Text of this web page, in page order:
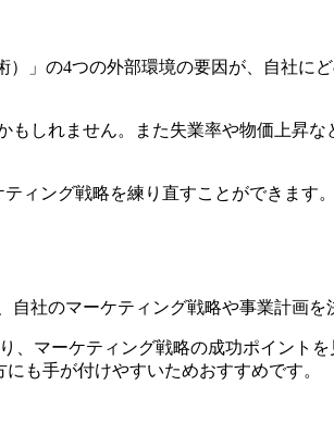
）」の4つの外部環境の要因が、自社に
しれません。また失業率や物価上昇
ィング戦略を練り直すことができます
自社のマーケティング戦略や事業計画
マーケティング戦略の成功ポイント
も手が付けやすいためおすすめです。